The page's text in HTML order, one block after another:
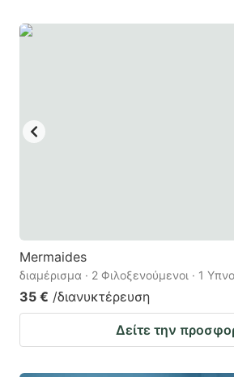
Mermaides
διαμέρισμα · 2 Φιλοξενούμενοι · 1
35 € /διανυκτέρευση
Δείτε την